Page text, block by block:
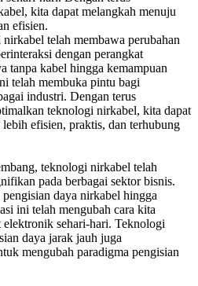
kita dapat melangkah menuju
efisien.
telah membawa perubahan
dengan perangkat
tanpa kabel hingga kemampuan
telah membuka pintu bagi
industri. Dengan terus
teknologi nirkabel, kita dapat
efisien, praktis, dan terhubung
teknologi nirkabel telah
pada berbagai sektor bisnis.
daya nirkabel hingga
ini telah mengubah cara kita
elektronik sehari-hari. Teknologi
daya jarak jauh juga
mengubah paradigma pengisian